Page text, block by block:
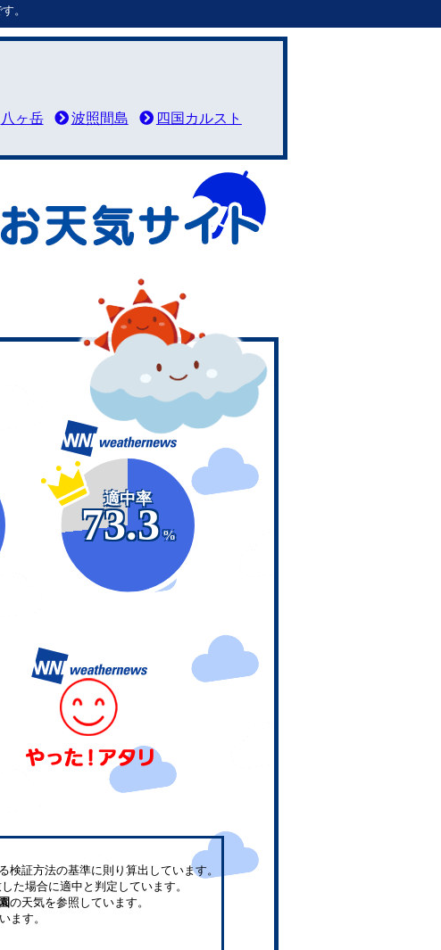
。
八ヶ岳 波照間島 四国カルスト
適中率
73.3
%
検証方法の基準に則り算出しています。
た場合に適中と判定しています。
の天気を参照しています。
ます。